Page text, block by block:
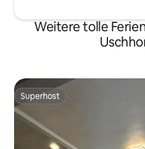
Weitere tolle
Superhost
Superhost